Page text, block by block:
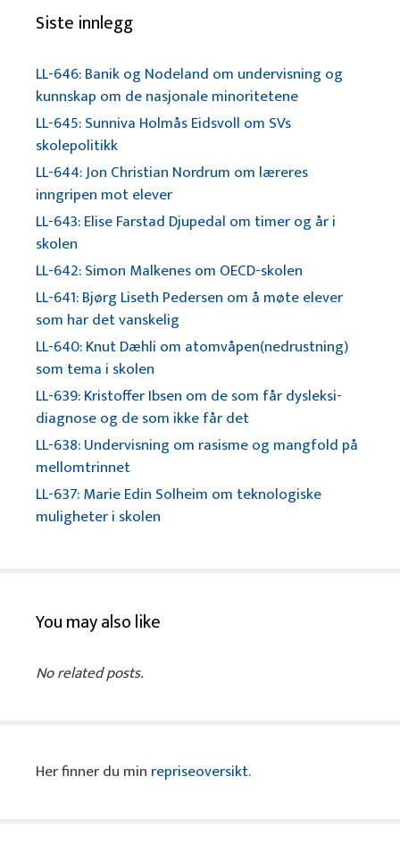
Siste innlegg
LL-646: Banik og Nodeland om undervisning og
kunnskap om de nasjonale minoritetene
LL-645: Sunniva Holmås Eidsvoll om SVs
skolepolitikk
LL-644: Jon Christian Nordrum om læreres
inngripen mot elever
LL-643: Elise Farstad Djupedal om timer og år i
skolen
LL-642: Simon Malkenes om OECD-skolen
LL-641: Bjørg Liseth Pedersen om å møte elever
som har det vanskelig
LL-640: Knut Dæhli om atomvåpen(nedrustning)
som tema i skolen
LL-639: Kristoffer Ibsen om de som får dysleksi-
diagnose og de som ikke får det
LL-638: Undervisning om rasisme og mangfold på
mellomtrinnet
LL-637: Marie Edin Solheim om teknologiske
muligheter i skolen
You may also like
No related posts.
Her finner du min repriseoversikt.